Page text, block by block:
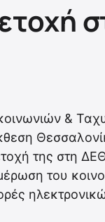
&
της στη
του